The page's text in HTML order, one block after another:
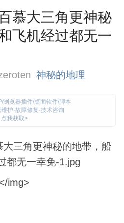
慕大三角更神秘
飞机经过都无一
神秘的地理
浏览器插件/桌面软件/脚本
护·故障修复·技术咨询
点我获取>
</img>